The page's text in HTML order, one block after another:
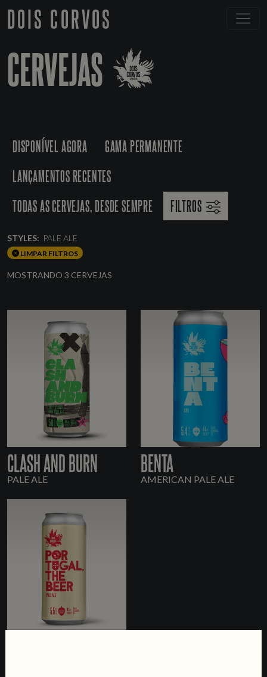
DOIS CORVOS
CERVEJAS
DISPONÍVEL AGORA
GAMA PERMANENTE
LANÇAMENTOS RECENTES
TODAS AS CERVEJAS, DESDE SEMPRE
FILTROS
STYLES: PALE ALE
LIMPAR FILTROS
MOSTRANDO 3 CERVEJAS
CLASH AND BURN
PALE ALE
BENTA
AMERICAN PALE ALE